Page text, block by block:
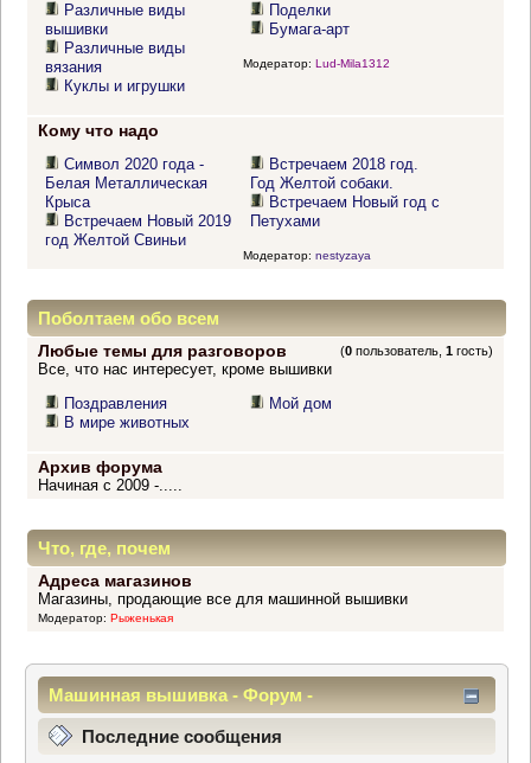
Различные виды
вышивки
Различные виды
вязания
Куклы и игрушки
Поделки
Бумага-арт
Модератор: Lud-Mila1312
Кому что надо
Символ 2020 года -
Белая Металлическая
Крыса
Встречаем Новый 2019
год Желтой Свиньи
Встречаем 2018 год.
Год Желтой собаки.
Встречаем Новый год с
Петухами
Модератор: nestyzaya
Поболтаем обо всем
Любые темы для разговоров (0 пользователь,1 гость)
Все, что нас интересует, кроме вышивки
Поздравления
В мире животных
Мой дом
Архив форума
Начиная с 2009 -.....
Что, где, почем
Адреса магазинов
Магазины, продающие все для машинной вышивки
Модератор: Рыженькая
Машинная вышивка - Форум -
Информационный центр
Последние сообщения